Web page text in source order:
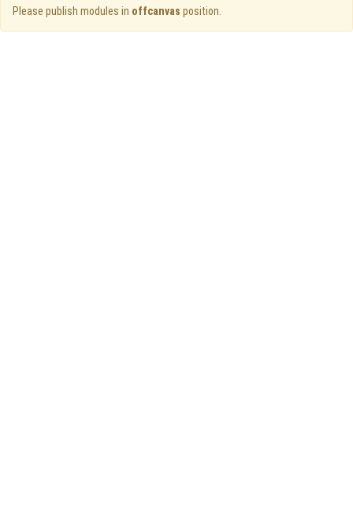
Please publish modules in offcanvas position.